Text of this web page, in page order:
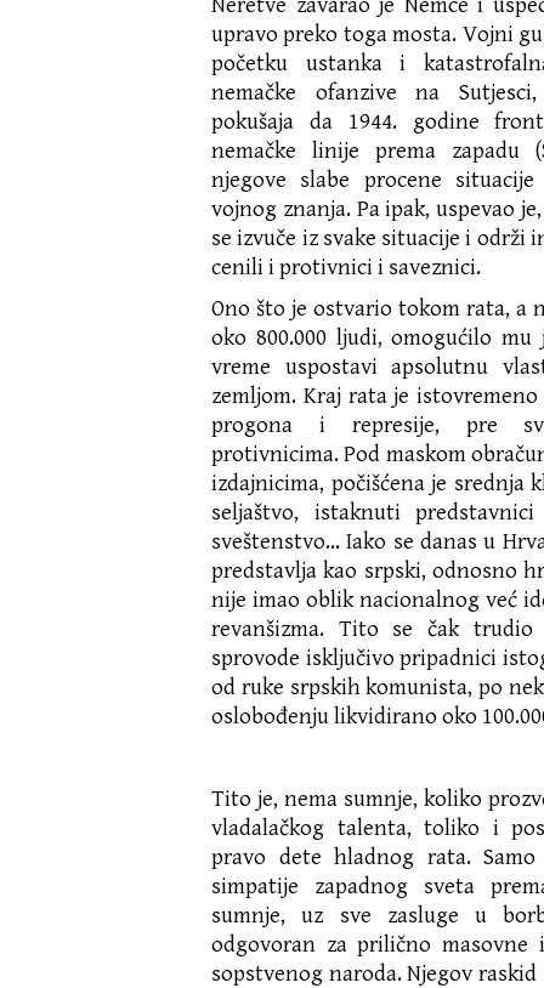
upravo preko toga mosta. Vojni
početku ustanka i
nemačke ofanzive na
pokušaja da 1944. godine
nemačke linije prema zapadu
njegove slabe procene
vojnog znanja. Pa ipak, uspevao
se izvuče iz svake situacije i održi
cenili i protivnici i saveznici.
Ono što je ostvario tokom rata, a
oko 800.000 ljudi, omogućilo
vreme uspostavi apsolutnu
zemljom. Kraj rata je
progona i represije, pre
protivnicima. Pod maskom
izdajnicima, počišćena je srednja
seljaštvo, istaknuti
sveštenstvo… Iako se danas u
predstavlja kao srpski, odnosno
nije imao oblik nacionalnog već
revanšizma. Tito se čak
sprovode isključivo pripadnici
od ruke srpskih komunista, po
oslobođenju likvidirano oko
Tito je, nema sumnje, koliko
vladalačkog talenta, toliko i
pravo dete hladnog rata.
simpatije zapadnog sveta
sumnje, uz sve zasluge u
odgovoran za prilično
sopstvenog naroda. Njegov